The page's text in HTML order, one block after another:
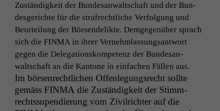
Zuständigkeit der Bun­de­san­waltschaft und der Bun­
des­gerichte für die strafrechtliche Ver­fol­gung und
Beurteilung der Börsende­lik­te. Demge­genüber sprach
sich die FINMA in ihrer Vernehm­las­sungsant­wort
gegen die Del­e­ga­tion­skom­pe­tenz der Bun­de­san­
waltschaft an die Kan­tone in ein­fachen Fällen aus.
Im börsen­rechtlichen Offen­le­gungsrecht sollte
gemäss FINMA die Zuständigkeit der Stimm­
rechtssu­pendierung vom Zivil­richter auf die